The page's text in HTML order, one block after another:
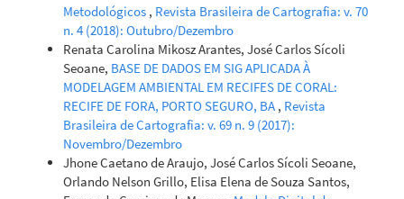
Metodológicos , Revista Brasileira de Cartografia: v. 70
n. 4 (2018): Outubro/Dezembro
Renata Carolina Mikosz Arantes, José Carlos Sícoli
Seoane, BASE DE DADOS EM SIG APLICADA À
MODELAGEM AMBIENTAL EM RECIFES DE CORAL:
RECIFE DE FORA, PORTO SEGURO, BA , Revista
Brasileira de Cartografia: v. 69 n. 9 (2017):
Novembro/Dezembro
Jhone Caetano de Araujo, José Carlos Sícoli Seoane,
Orlando Nelson Grillo, Elisa Elena de Souza Santos,